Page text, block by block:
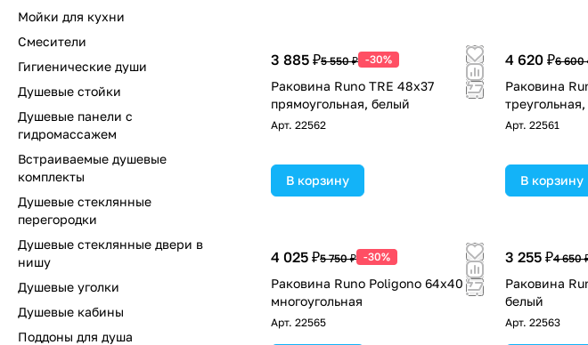
3 885 ₽5 550 ₽ -30%
Раковина Runo TRE 48x37
прямоугольная, белый
Арт. 22562
В корзину
4 620 ₽6 600
Раковина
Арт. 22561
В корзину
4 025 ₽5 750 ₽ -30%
Раковина Runo Poligono 64x40
многоугольная
Арт. 22565
3 255 ₽4 650
Раковина
белый
Арт. 22563
Мойки для кухни
Смесители
Гигиенические души
Душевые стойки
Душевые панели с
гидромассажем
Встраиваемые душевые
комплекты
Душевые стеклянные
перегородки
Душевые стеклянные двери в
нишу
Душевые уголки
Душевые кабины
Поддоны для душа